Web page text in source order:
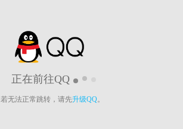
正在前往QQ
若无法正常跳转，请先升级QQ。